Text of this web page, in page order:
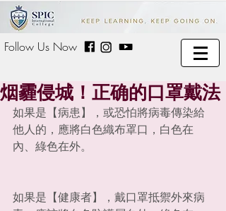
Follow Us Now
烟霾侵城！正确的口罩戴法
如果是【病患】，或恐怕將病毒傳染給
他人的，應將白色織布罩口，白色在
內、綠色在外。
如果是【健康者】，戴口罩抵禦外來病